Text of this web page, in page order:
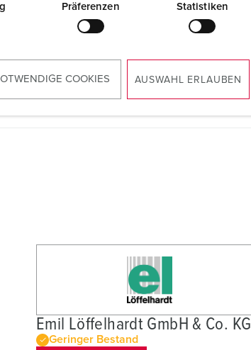
Präferenzen Statistiken
COOKIES AUSWAHL ERLAUBEN
Emil Löffelhardt GmbH & Co. KG
Geringer Bestand